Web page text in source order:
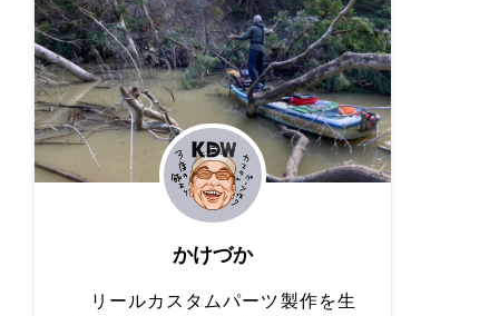
かけづか
リールカスタムパーツ製作を生